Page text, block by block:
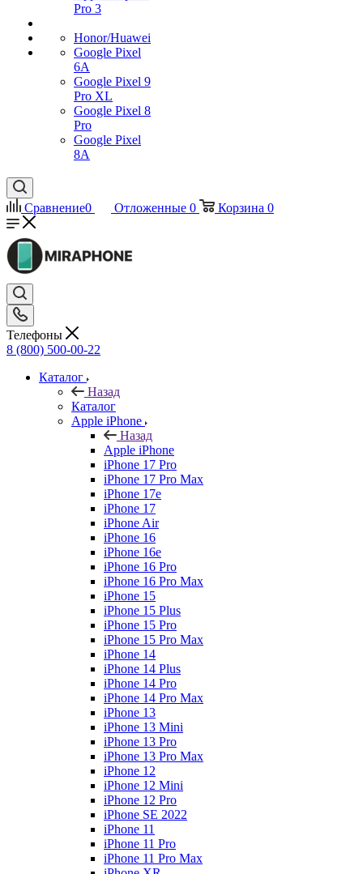
Pro 3
Honor/Huawei
Google Pixel
6A
Google Pixel 9
Pro XL
Google Pixel 8
Pro
Google Pixel
8A
Сравнение0 Отложенные 0 Корзина 0
Телефоны
8 (800) 500-00-22
Каталог
Назад
Каталог
Apple iPhone
Назад
Apple iPhone
iPhone 17 Pro
iPhone 17 Pro Max
iPhone 17e
iPhone 17
iPhone Air
iPhone 16
iPhone 16e
iPhone 16 Pro
iPhone 16 Pro Max
iPhone 15
iPhone 15 Plus
iPhone 15 Pro
iPhone 15 Pro Max
iPhone 14
iPhone 14 Plus
iPhone 14 Pro
iPhone 14 Pro Max
iPhone 13
iPhone 13 Mini
iPhone 13 Pro
iPhone 13 Pro Max
iPhone 12
iPhone 12 Mini
iPhone 12 Pro
iPhone SE 2022
iPhone 11
iPhone 11 Pro
iPhone 11 Pro Max